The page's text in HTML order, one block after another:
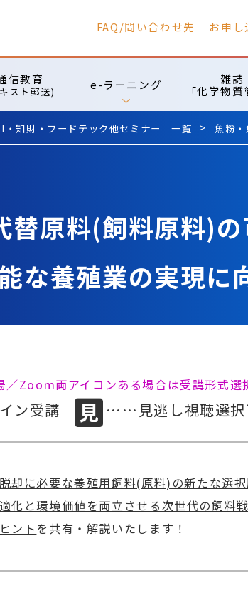
FAQ/問い合わせ先 お申
信教育
スト郵送) e-ラーニング
雑誌
「化学物質
・知財・フードテック他セミナー 一覧 魚粉
替原料(飼料原料)
な養殖業の実現に
Zoom両アイコンある場合は受講形式選
ン受講 ……見逃し視聴選択
却に必要な養殖用飼料(原料)の新たな選択
化と環境価値を両立させる次世代の飼料
ントを共有・解説いたします！